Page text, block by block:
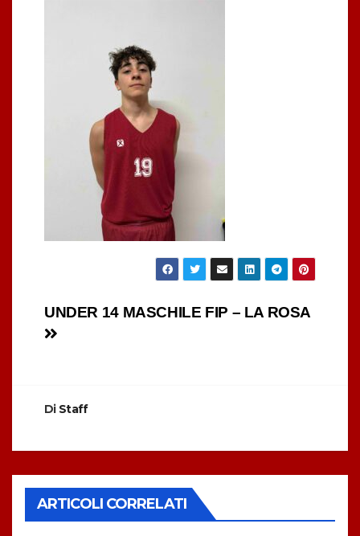
Navigazione
UNDER 14 MASCHILE FIP – LA ROSA
Di Staff
ARTICOLI CORRELATI